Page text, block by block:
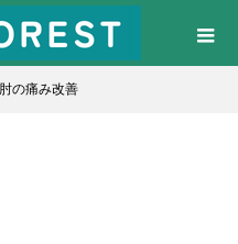
の痛み改善